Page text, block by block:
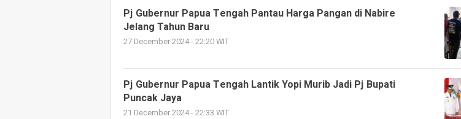
Pj Gubernur Papua Tengah Pantau Harga Pangan di Nabire
Jelang Tahun Baru
27 December 2024 - 22:20 WIT
Pj Gubernur Papua Tengah Lantik Yopi Murib Jadi Pj Bupati
Puncak Jaya
21 December 2024 - 22:33 WIT